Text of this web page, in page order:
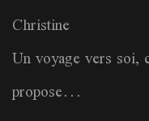
Christine
Un voyage vers soi,
propose...